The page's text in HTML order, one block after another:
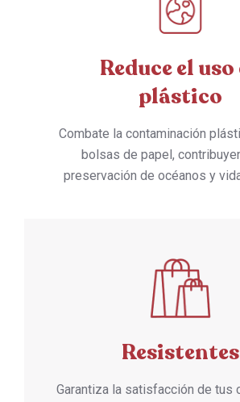
Reduce el uso
plástico
Combate la contaminación
bolsas de papel,
preservación de océanos y
Resistentes
Garantiza la satisfacción de tus